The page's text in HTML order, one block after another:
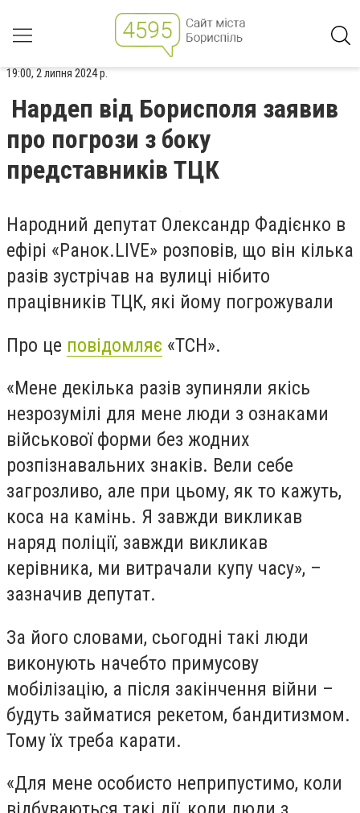
19:00, 2 липня 2024 р.
Нардеп від Борисполя заявив
про погрози з боку
представників ТЦК
Народний депутат Олександр Фадієнко в
ефірі «Ранок.LIVE» розповів, що він кілька
разів зустрічав на вулиці нібито
працівників ТЦК, які йому погрожували
Про це повідомляє «ТСН».
«Мене декілька разів зупиняли якісь
незрозумілі для мене люди з ознаками
військової форми без жодних
розпізнавальних знаків. Вели себе
загрозливо, але при цьому, як то кажуть,
коса на камінь. Я завжди викликав
наряд поліції, завжди викликав
керівника, ми витрачали купу часу», –
зазначив депутат.
За його словами, сьогодні такі люди
виконують начебто примусову
мобілізацію, а після закінчення війни –
будуть займатися рекетом, бандитизмом.
Тому їх треба карати.
«Для мене особисто неприпустимо, коли